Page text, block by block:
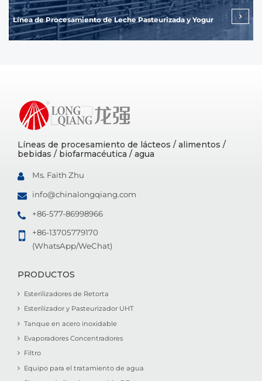
Línea de Procesamiento de Leche Pasteurizada y Yogur
Líneas de procesamiento de lácteos / alimentos /
bebidas / biofarmacéutica / agua
Ms. Faith Zhu
info@chinalongqiang.com
+86-577-86998966
+86-13705779170
(WhatsApp/WeChat)
PRODUCTOS
Esterilizadores de Retorta
Esterilizador y Pasteurizador UHT
Tanque en acero inoxidable
Evaporadores Concentradores
Filtro
Equipo para el tratamiento de agua